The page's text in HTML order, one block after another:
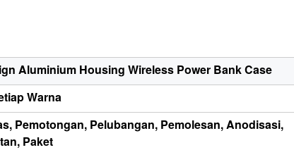
Aluminium Housing Wireless Power Bank Case
Warna
Pemotongan, Pelubangan, Pemolesan, Anodisasi,
Paket